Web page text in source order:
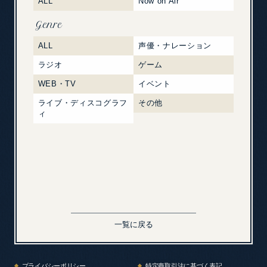
Genre
ALL 声優・ナレーション
ラジオ ゲーム
WEB・TV イベント
ライブ・ディスコグラフ
ィ
その他
一覧に戻る